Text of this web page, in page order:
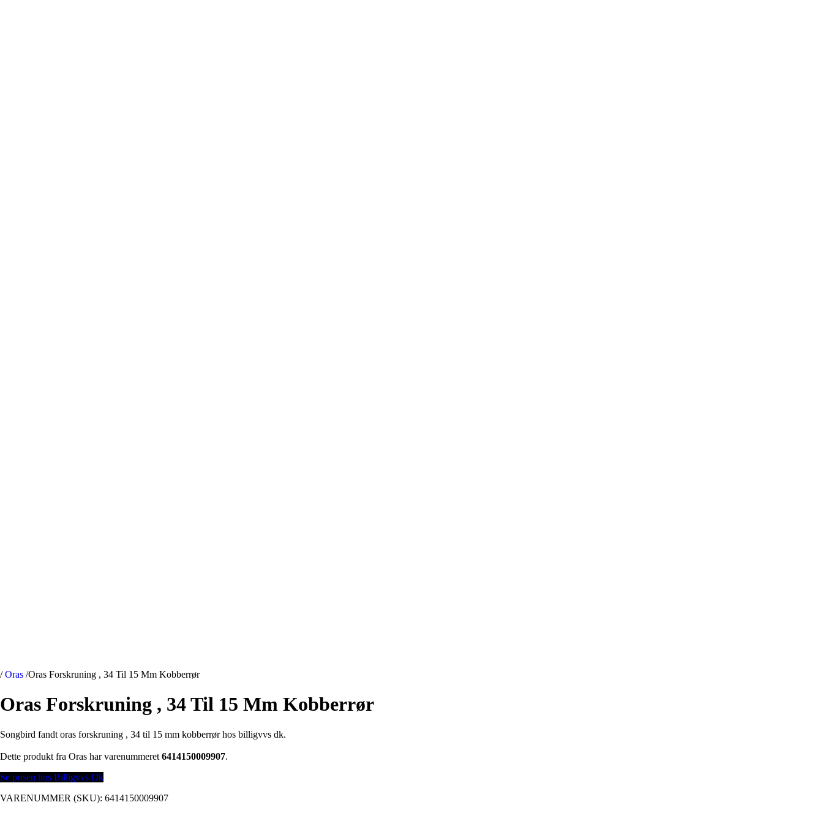
/ Oras /Oras Forskruning , 34 Til 15 Mm Kobberrør
Oras Forskruning , 34 Til 15 Mm Kobberrør
Songbird fandt oras forskruning , 34 til 15 mm kobberrør hos billigvvs dk.
Dette produkt fra Oras har varenummeret 6414150009907.
Se prisen hos Billigvvs Dk
VARENUMMER (SKU): 6414150009907